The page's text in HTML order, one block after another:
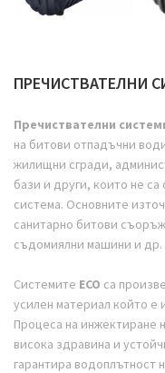
ПРЕЧИСТВАТЕЛНИ
Пречиствателни
на битови отпадъчни
жилищни сгради,
бази и други, които не
система. Основните
санитарно битови
съдомиялни машини и др.
Системите ECO са
усилен материал който е
Процеса на инжектиране
висока здравина и
гарантира водоплътност